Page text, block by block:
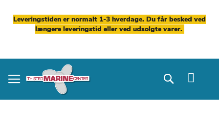
Leveringstiden er normalt 1-3 hverdage. Du får besked ved
længere leveringstid eller ved udsolgte varer.
to
Content
Search